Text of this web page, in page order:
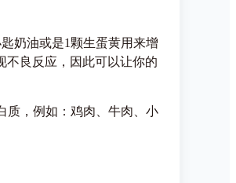
奶油或是1颗生蛋黄用来增
不良反应，因此可以让你的
，例如：鸡肉、牛肉、小